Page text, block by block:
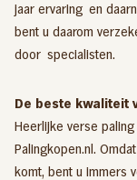
jaar ervaring en
bent u daarom
door specialisten.
De beste kwaliteit
Heerlijke verse
Palingkopen.nl.
komt, bent u immers